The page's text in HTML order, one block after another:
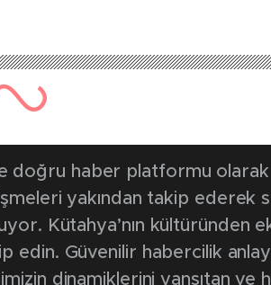
doğru haber platformu
yakından takip ederek
Kütahya’nın kültüründen
Güvenilir habercilik
dinamiklerini yansıtan ve